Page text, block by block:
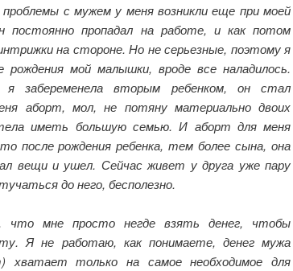
с мужем у меня возникли еще при моей
постоянно пропадал на работе, и как потом
на стороне. Но не серьезные, поэтому я
мой малышки, вроде все наладилось.
забеременела вторым ребенком, он стал
аборт, мол, не потяну материально двоих
иметь большую семью. И аборт для меня
после рождения ребенка, тем более сына, она
вещи и ушел. Сейчас живет у друга уже пару
до него, бесполезно.
мне просто негде взять денег, чтобы
Я не работаю, как понимаете, денег мужа
хватает только на самое необходимое для